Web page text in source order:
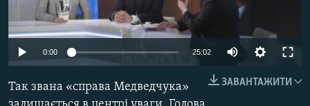
МУЛЬТИМЕДІА
ФОТО
СПЕЦПРОЄКТИ
ПОДКАСТИ
0:00 25:02
ЗАВАНТАЖИТИ
Так звана «справа Медведчука»